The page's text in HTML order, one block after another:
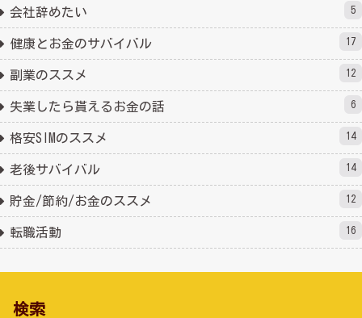
会社辞めたい 5
健康とお金のサバイバル 17
副業のススメ 12
失業したら貰えるお金の話 6
格安SIMのススメ 14
老後サバイバル 14
貯金/節約/お金のススメ 12
転職活動 16
検索